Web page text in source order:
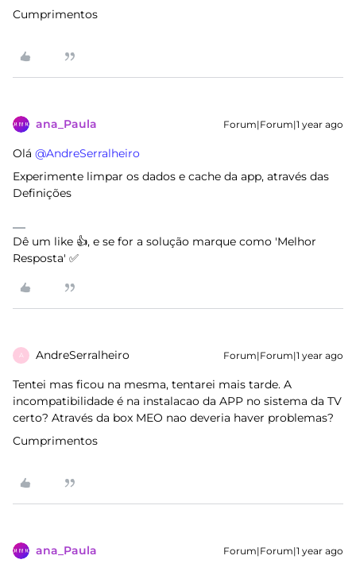
Cumprimentos
ana_Paula Forum|Forum|1 year ago
Olá ​ @AndreSerralheiro
Experimente limpar os dados e cache da app, através das
Definições
Dê um like 👍, e se for a solução marque como 'Melhor
Resposta' ✅
A AndreSerralheiro Forum|Forum|1 year ago
Tentei mas ficou na mesma, tentarei mais tarde. A
incompatibilidade é na instalacao da APP no sistema da TV
certo? Através da box MEO nao deveria haver problemas?
Cumprimentos
ana_Paula Forum|Forum|1 year ago